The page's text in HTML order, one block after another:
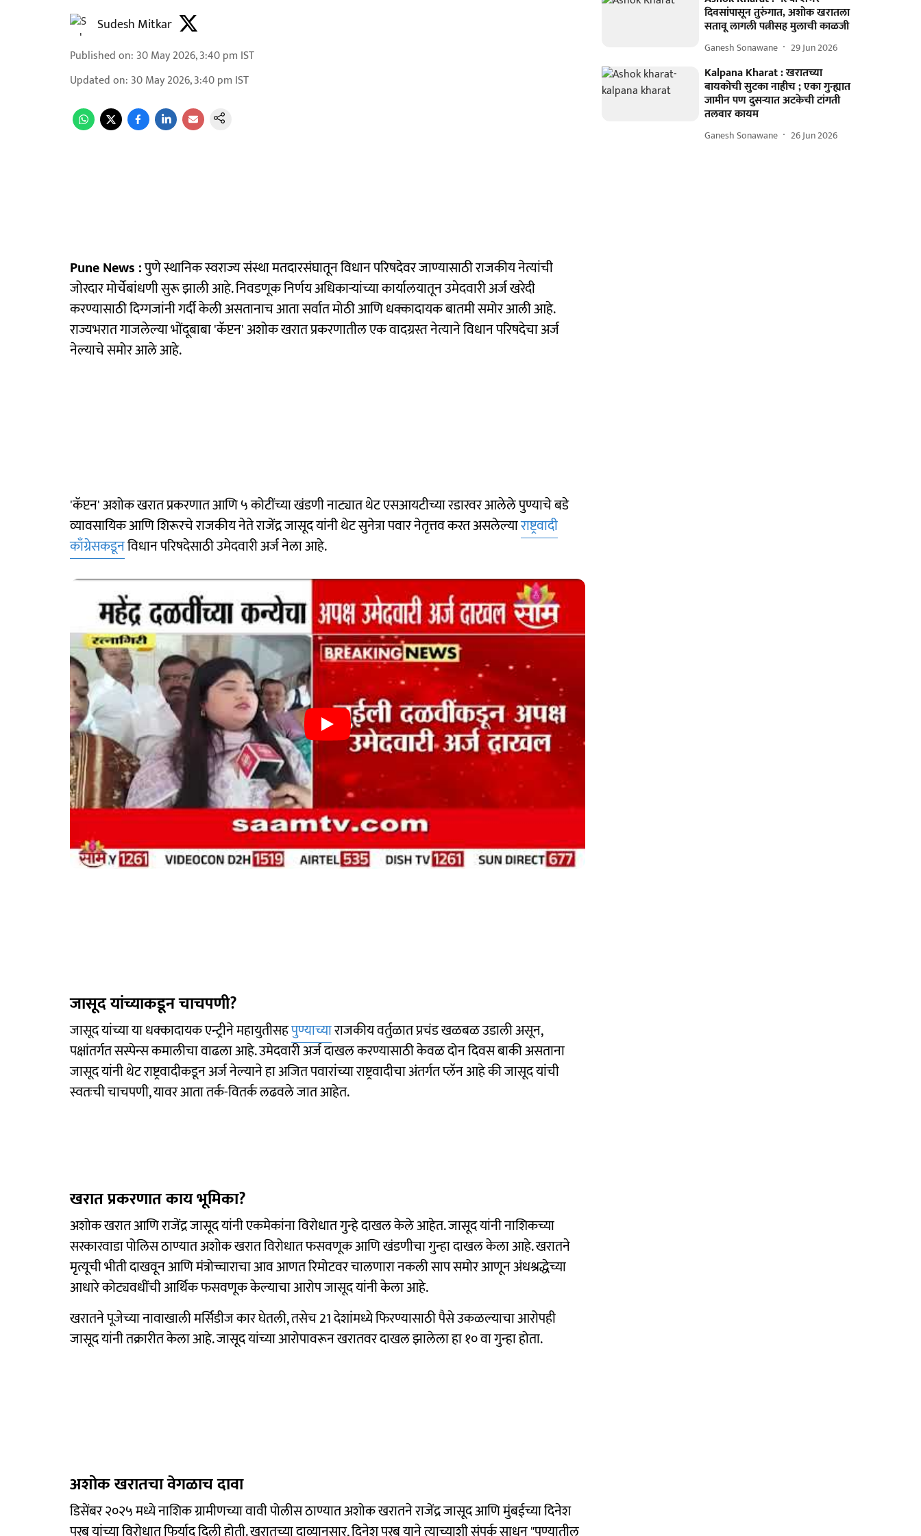
Sudesh Mitkar
Published on: 30 May 2026, 3:40 pm IST
Updated on: 30 May 2026, 3:40 pm IST
Pune News :पुणे स्थानिक स्वराज्य संस्था मतदारसंघातून विधान परिषदेवर जाण्यासाठी राजकीय नेत्यांची
जोरदार मोर्चेबांधणी सुरू झाली आहे. निवडणूक निर्णय अधिकाऱ्यांच्या कार्यालयातून उमेदवारी अर्ज खरेदी
करण्यासाठी दिग्गजांनी गर्दी केली असतानाच आता सर्वात मोठी आणि धक्कादायक बातमी समोर आली आहे.
राज्यभरात गाजलेल्या भोंदूबाबा 'कॅप्टन' अशोक खरात प्रकरणातील एक वादग्रस्त नेत्याने विधान परिषदेचा अर्ज
नेल्याचे समोर आले आहे.
'कॅप्टन' अशोक खरात प्रकरणात आणि ५ कोटींच्या खंडणी नाट्यात थेट एसआयटीच्या रडारवर आलेले पुण्याचे बडे
व्यावसायिक आणि शिरूरचे राजकीय नेते राजेंद्र जासूद यांनी थेट सुनेत्रा पवार नेतृत्तव करत असलेल्याराष्ट्रवादी
काँग्रेसकडूनविधान परिषदेसाठी उमेदवारी अर्ज नेला आहे.
जासूद यांच्याकडून चाचपणी?
जासूद यांच्या या धक्कादायक एन्ट्रीने महायुतीसहपुण्याच्याराजकीय वर्तुळात प्रचंड खळबळ उडाली असून,
पक्षांतर्गत सस्पेन्स कमालीचा वाढला आहे. उमेदवारी अर्ज दाखल करण्यासाठी केवळ दोन दिवस बाकी असताना
जासूद यांनी थेट राष्ट्रवादीकडून अर्ज नेल्याने हा अजित पवारांच्या राष्ट्रवादीचा अंतर्गत प्लॅन आहे की जासूद यांची
स्वतःची चाचपणी, यावर आता तर्क-वितर्क लढवले जात आहेत.
खरात प्रकरणात काय भूमिका?
अशोक खरात आणि राजेंद्र जासूद यांनी एकमेकांना विरोधात गुन्हे दाखल केले आहेत. जासूद यांनी नाशिकच्या
सरकारवाडा पोलिस ठाण्यात अशोक खरात विरोधात फसवणूक आणि खंडणीचा गुन्हा दाखल केला आहे. खरातने
मृत्यूची भीती दाखवून आणि मंत्रोच्चाराचा आव आणत रिमोटवर चालणारा नकली साप समोर आणून अंधश्रद्धेच्या
आधारे कोट्यवधींची आर्थिक फसवणूक केल्याचा आरोप जासूद यांनी केला आहे.
खरातने पूजेच्या नावाखाली मर्सिडीज कार घेतली, तसेच 21 देशांमध्ये फिरण्यासाठी पैसे उकळल्याचा आरोपही
जासूद यांनी तक्रारीत केला आहे. जासूद यांच्या आरोपावरून खरातवर दाखल झालेला हा १० वा गुन्हा होता.
अशोक खरातचा वेगळाच दावा
डिसेंबर २०२५ मध्ये नाशिक ग्रामीणच्या वावी पोलीस ठाण्यात अशोक खरातने राजेंद्र जासूद आणि मुंबईच्या दिनेश
दिवसांपासून तुरुंगात, अशोक खरातला
सतावू लागली पत्नीसह मुलाची काळजी
Ganesh Sonawane 29 Jun 2026
Kalpana Kharat : खरातच्या
बायकोची सुटका नाहीच ; एका गुन्ह्यात
जामीन पण दुसऱ्यात अटकेची टांगती
तलवार कायम
Ganesh Sonawane 26 Jun 2026